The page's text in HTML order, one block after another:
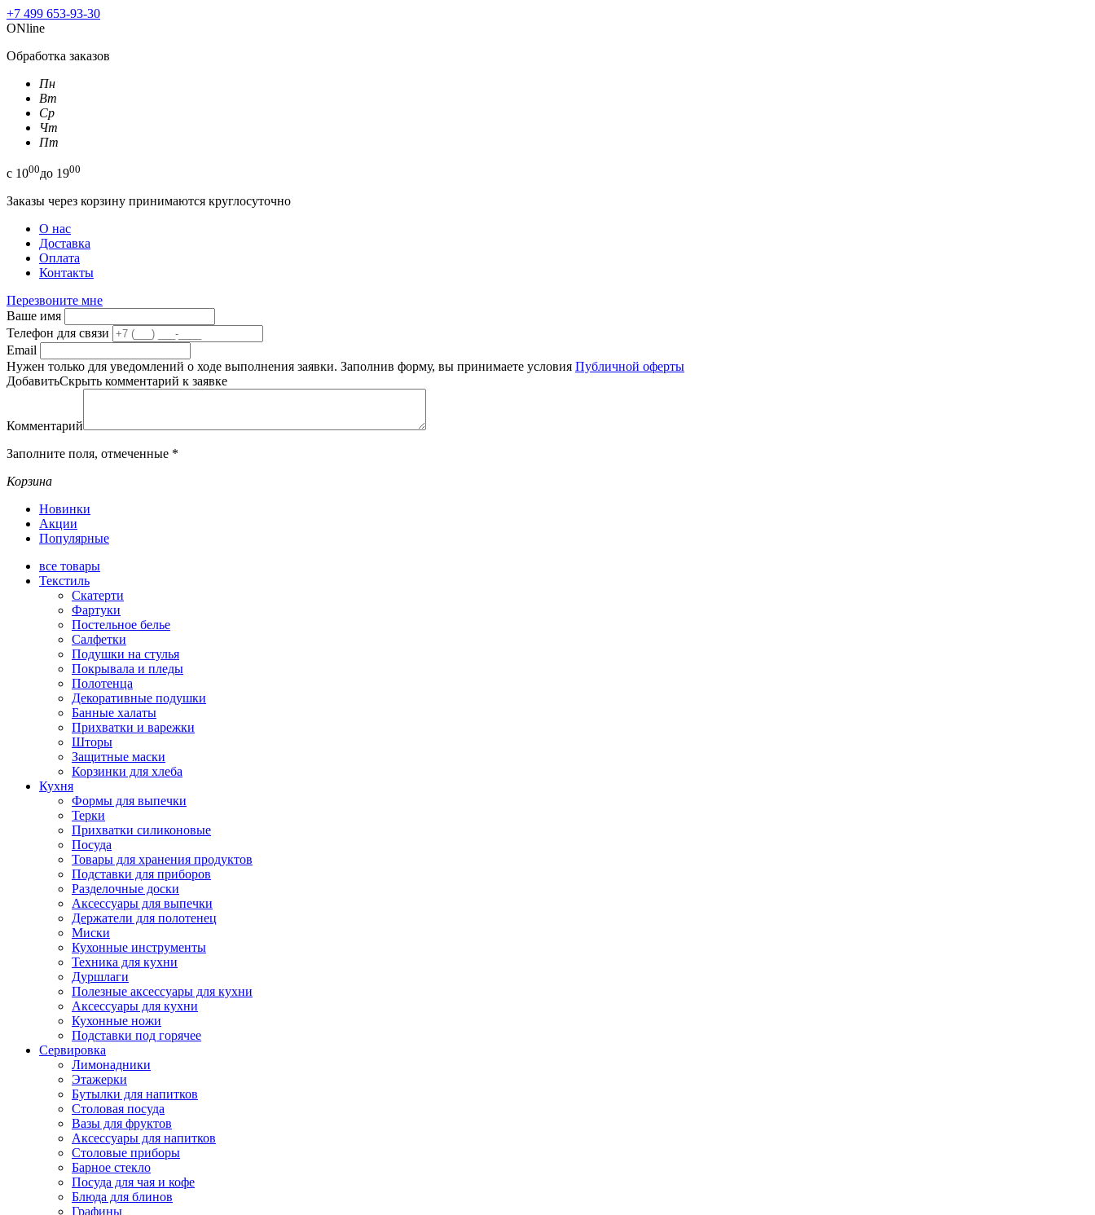
+7 499 653-93-30
ONline
Обработка заказов
Пн
Вт
Ср
Чт
Пт
с 1000до 1900
Заказы через корзину принимаются круглосуточно
О нас
Доставка
Оплата
Контакты
Перезвоните мне
Ваше имя
Телефон для связи
Email
Нужен только для уведомлений о ходе выполнения заявки. Заполнив форму, вы принимаете условия Публичной оферты
ДобавитьСкрыть комментарий к заявке
Комментарий
Заполните поля, отмеченные *
Корзина
Новинки
Акции
Популярные
все товары
Текстиль
Скатерти
Фартуки
Постельное белье
Салфетки
Подушки на стулья
Покрывала и пледы
Полотенца
Декоративные подушки
Банные халаты
Прихватки и варежки
Шторы
Защитные маски
Корзинки для хлеба
Кухня
Формы для выпечки
Терки
Прихватки силиконовые
Посуда
Товары для хранения продуктов
Подставки для приборов
Разделочные доски
Аксессуары для выпечки
Держатели для полотенец
Миски
Кухонные инструменты
Техника для кухни
Дуршлаги
Полезные аксессуары для кухни
Аксессуары для кухни
Кухонные ножи
Подставки под горячее
Сервировка
Лимонадники
Этажерки
Бутылки для напитков
Столовая посуда
Вазы для фруктов
Аксессуары для напитков
Столовые приборы
Барное стекло
Посуда для чая и кофе
Блюда для блинов
Графины